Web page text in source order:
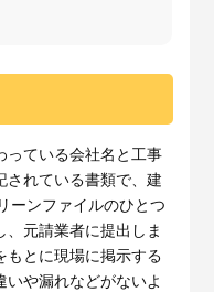
っている会社名と工事
されている書類で、建
ーンファイルのひとつ
元請業者に提出しま
もとに現場に掲示する
や漏れなどがないよ